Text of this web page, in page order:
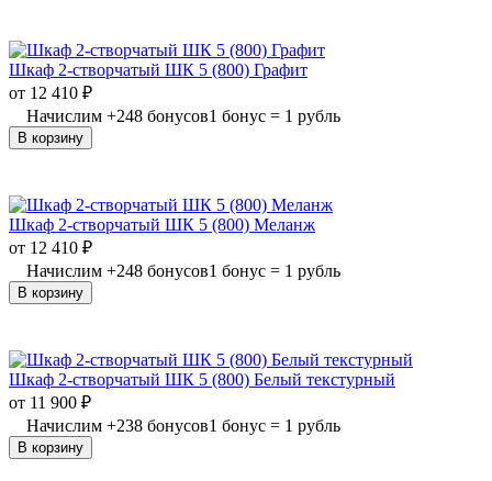
Шкаф 2-створчатый ШК 5 (800) Графит
от 12 410 ₽
Начислим +248 бонусов1 бонус = 1 рубль
В корзину
Шкаф 2-створчатый ШК 5 (800) Меланж
от 12 410 ₽
Начислим +248 бонусов1 бонус = 1 рубль
В корзину
Шкаф 2-створчатый ШК 5 (800) Белый текстурный
от 11 900 ₽
Начислим +238 бонусов1 бонус = 1 рубль
В корзину